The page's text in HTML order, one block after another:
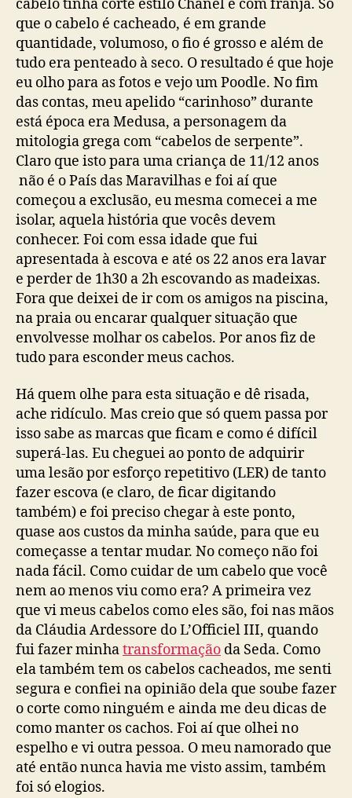
cabelo tinha corte estilo Chanel e com franja. Só
que o cabelo é cacheado, é em grande
quantidade, volumoso, o fio é grosso e além de
tudo era penteado à seco. O resultado é que hoje
eu olho para as fotos e vejo um Poodle. No fim
das contas, meu apelido “carinhoso” durante
está época era Medusa, a personagem da
mitologia grega com “cabelos de serpente”.
Claro que isto para uma criança de 11/12 anos
não é o País das Maravilhas e foi aí que
começou a exclusão, eu mesma comecei a me
isolar, aquela história que vocês devem
conhecer. Foi com essa idade que fui
apresentada à escova e até os 22 anos era lavar
e perder de 1h30 a 2h escovando as madeixas.
Fora que deixei de ir com os amigos na piscina,
na praia ou encarar qualquer situação que
envolvesse molhar os cabelos. Por anos fiz de
tudo para esconder meus cachos.
Há quem olhe para esta situação e dê risada,
ache ridículo. Mas creio que só quem passa por
isso sabe as marcas que ficam e como é difícil
superá-las. Eu cheguei ao ponto de adquirir
uma lesão por esforço repetitivo (LER) de tanto
fazer escova (e claro, de ficar digitando
também) e foi preciso chegar à este ponto,
quase aos custos da minha saúde, para que eu
começasse a tentar mudar. No começo não foi
nada fácil. Como cuidar de um cabelo que você
nem ao menos viu como era? A primeira vez
que vi meus cabelos como eles são, foi nas mãos
da Cláudia Ardessore do L’Officiel III, quando
fui fazer minhatransformação da Seda. Como
ela também tem os cabelos cacheados, me senti
segura e confiei na opinião dela que soube fazer
o corte como ninguém e ainda me deu dicas de
como manter os cachos. Foi aí que olhei no
espelho e vi outra pessoa. O meu namorado que
até então nunca havia me visto assim, também
foi só elogios.